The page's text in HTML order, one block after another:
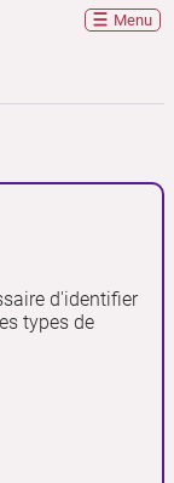
Menu
d'identifier
types de